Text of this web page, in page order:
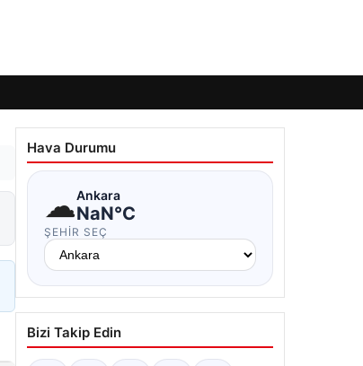
Hava Durumu
☁Ankara
NaN°C
ŞEHIR SEÇ
Bizi Takip Edin